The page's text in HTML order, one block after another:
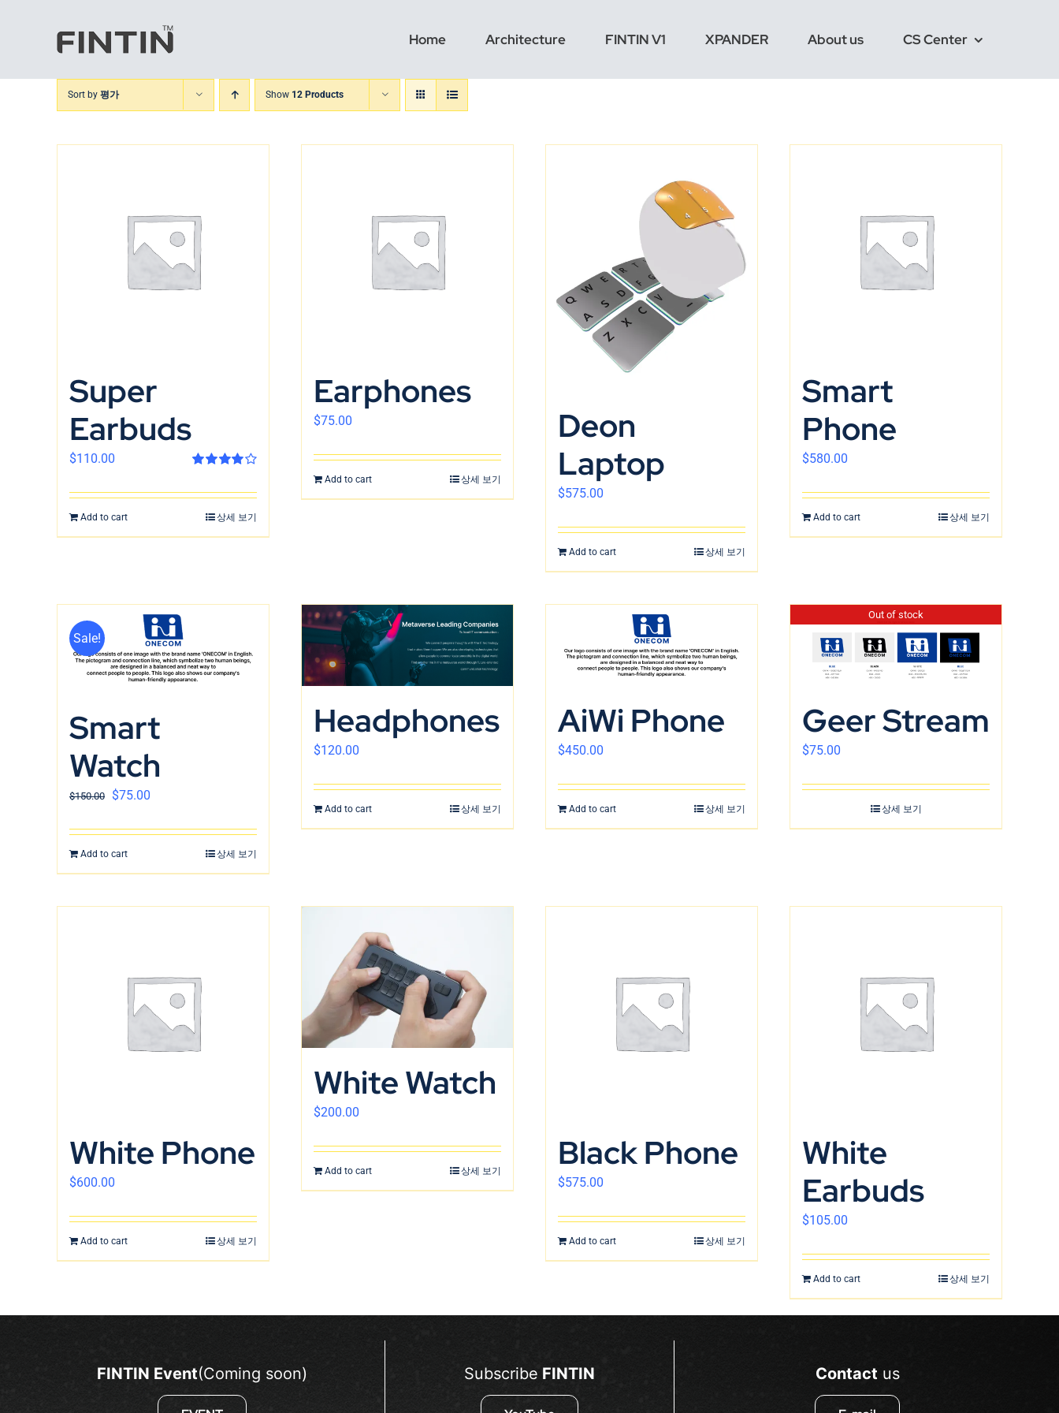
Home Architecture FINTIN V1 XPANDER About us CS Center
Sort by 평가 Show 12 Products
Super
Earbuds
out of 5
$110.00
Add to cart 상세 보기
Earphones
$75.00
Add to cart 상세 보기
Deon
Laptop
$575.00
Add to cart 상세 보기
Smart
Phone
$580.00
Add to cart 상세 보기
Sale!
Smart
Watch
$150.00 $75.00
Add to cart 상세 보기
Headphones
$120.00
Add to cart 상세 보기
AiWi Phone
$450.00
Add to cart 상세 보기
Out of stock
Geer Stream
$75.00
상세 보기
White Phone
$600.00
Add to cart 상세 보기
White Watch
$200.00
Add to cart 상세 보기 Black Phone
$575.00
Add to cart 상세 보기
White
Earbuds
$105.00
Add to cart 상세 보기
FINTIN Event(Coming soon) Subscribe FINTIN Contact us